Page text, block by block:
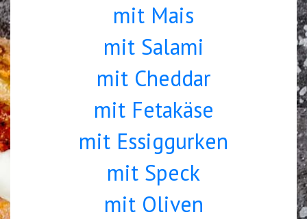
mit Mais
mit Salami
mit Cheddar
mit Fetakäse
mit Essiggurken
mit Speck
mit Oliven